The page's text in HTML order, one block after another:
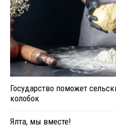
Государство поможет
колобок
Ялта, мы вместе!